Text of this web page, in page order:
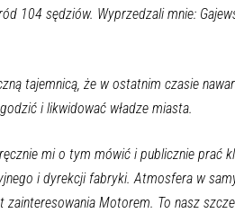
104 sędziów. Wyprzedzali mnie:
tajemnicą, że w ostatnim czasie
i likwidować władze miasta.
mi o tym mówić i publicznie prać
i dyrekcji fabryki. Atmosfera w
zainteresowania Motorem. To nasz